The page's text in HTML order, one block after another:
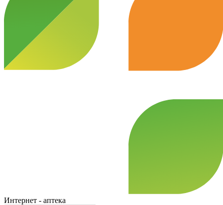
Интернет - аптека